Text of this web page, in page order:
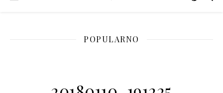
POPULARNO